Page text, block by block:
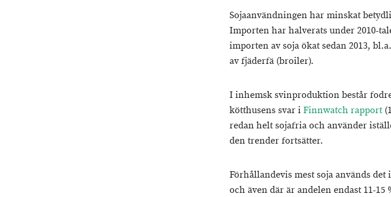
Sojaanvändningen har minskat
Importen har halverats under 2010-
importen av soja ökat sedan 2013,
av fjäderfä (broiler).
I inhemsk svinproduktion består
kötthusens svar iFinnwatch rapport
redan helt sojafria och använder
den trender fortsätter.
Förhållandevis mest soja används
och även där är andelen endast 11-